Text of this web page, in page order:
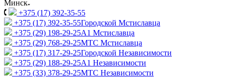
Минск
+375 (17) 392-35-55
+375 (17) 392-35-55Городской Мстиславца
+375 (29) 198-29-25A1 Мстиславца
+375 (29) 768-29-25МТС Мстиславца
+375 (17) 317-29-25Городской Независимости
+375 (29) 188-29-25A1 Независимости
+375 (33) 378-29-25МТС Независимости